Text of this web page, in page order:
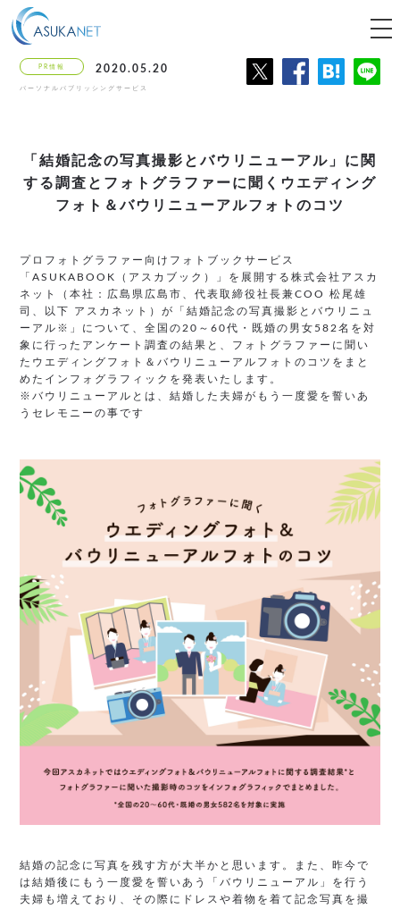
PR情報 2020.05.20
パーソナルパブリッシングサービス
「結婚記念の写真撮影とバウリニューアル」に 関
する調査とフォトグラファーに聞く ウエディング
フォト＆バウリニューアルフォトのコツ
プロフォトグラファー向けフォトブックサービス
「ASUKABOOK（アスカブック）」を展開する株式会社アスカ
ネット（本社：広島県広島市、代表取締役社長兼COO 松尾雄
司、以下 アスカネット）が「結婚記念の写真撮影とバウリニュ
ーアル※」について、全国の20～60代・既婚の男女582名を対
象に行ったアンケート調査の結果と、フォトグラファーに聞い
たウエディングフォト＆バウリニューアルフォトのコツをまと
めたインフォグラフィックを発表いたします。
※バウリニューアルとは、結婚した夫婦がもう一度愛を誓いあ
うセレモニーの事です
結婚の記念に写真を残す方が大半かと思います。また、昨今で
は結婚後にもう一度愛を誓いあう「バウリニューアル」を行う
夫婦も増えており、その際にドレスや着物を着て記念写真を撮